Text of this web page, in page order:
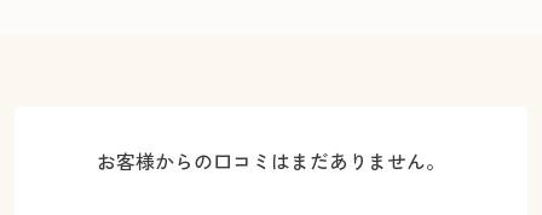
お客様からの口コミはまだありません。